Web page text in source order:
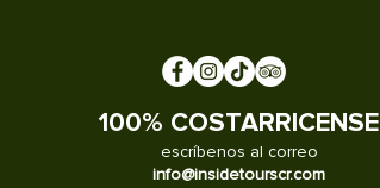
100% COSTARRICENSE
escríbenos al correo
info@insidetourscr.com